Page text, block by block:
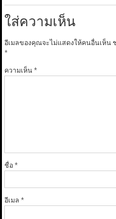
ใส่ความเห็น
อีเมลของคุณจะไม่แสดงให้คนอื่นเห็น
*
ความเห็น*
ชื่อ*
อีเมล *